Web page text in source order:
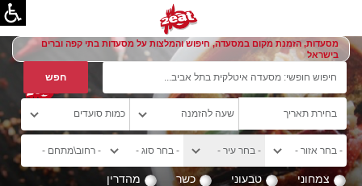
מסעדות, הזמנת מקום במסעדה, חיפוש והמלצות על מסעדות בתי קפה וברים
בישראל
צמחוני טבעוני כשר מהדרין